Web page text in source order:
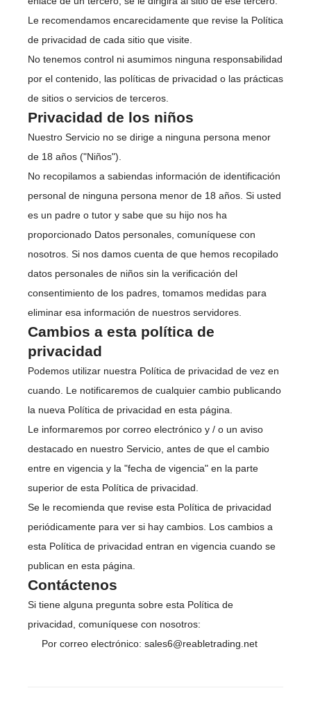
Le recomendamos encarecidamente que revise la Política
de privacidad de cada sitio que visite.
No tenemos control ni asumimos ninguna responsabilidad
por el contenido, las políticas de privacidad o las prácticas
de sitios o servicios de terceros.
Privacidad de los niños
Nuestro Servicio no se dirige a ninguna persona menor
de 18 años ("Niños").
No recopilamos a sabiendas información de identificación
personal de ninguna persona menor de 18 años. Si usted
es un padre o tutor y sabe que su hijo nos ha
proporcionado Datos personales, comuníquese con
nosotros. Si nos damos cuenta de que hemos recopilado
datos personales de niños sin la verificación del
consentimiento de los padres, tomamos medidas para
eliminar esa información de nuestros servidores.
Cambios a esta política de
privacidad
Podemos utilizar nuestra Política de privacidad de vez en
cuando. Le notificaremos de cualquier cambio publicando
la nueva Política de privacidad en esta página.
Le informaremos por correo electrónico y / o un aviso
destacado en nuestro Servicio, antes de que el cambio
entre en vigencia y la "fecha de vigencia" en la parte
superior de esta Política de privacidad.
Se le recomienda que revise esta Política de privacidad
periódicamente para ver si hay cambios. Los cambios a
esta Política de privacidad entran en vigencia cuando se
publican en esta página.
Contáctenos
Si tiene alguna pregunta sobre esta Política de
privacidad, comuníquese con nosotros:
Por correo electrónico: sales6@reabletrading.net